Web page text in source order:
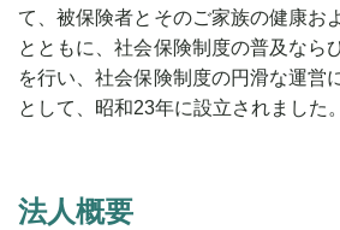
て、被保険者とそのご家族の健康お
とともに、社会保険制度の普及なら
を行い、社会保険制度の円滑な運営
として、昭和23年に設立されました。
法人概要